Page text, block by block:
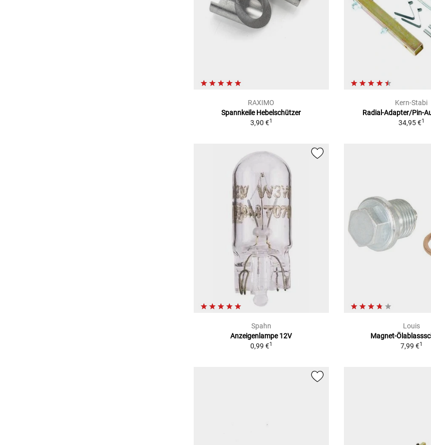
RAXIMO
Spannkeile Hebelschützer
3,90 €1
Kern-Stabi
Radial-Adapter/Pin-
34,95 €1
Spahn
Anzeigenlampe 12V
0,99 €1
Louis
Magnet-
7,99 €1